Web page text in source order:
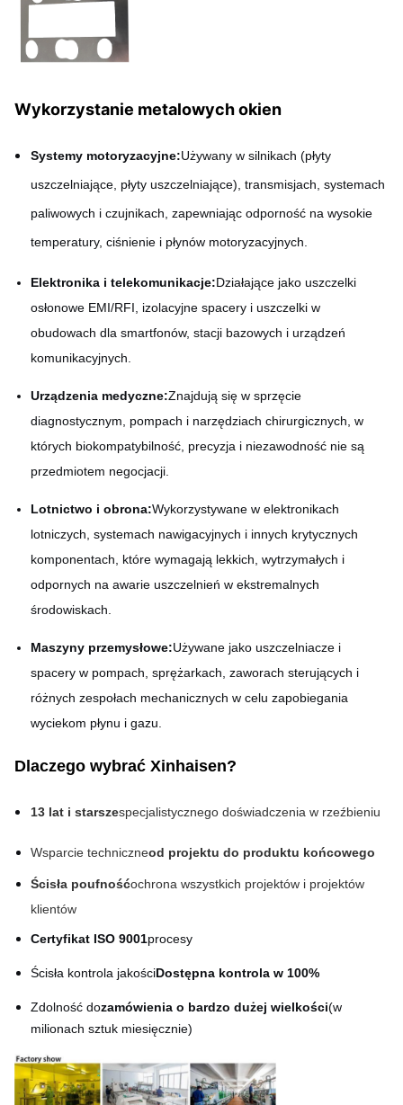
Wykorzystanie metalowych okien
Systemy motoryzacyjne:Używany w silnikach (płyty
uszczelniające, płyty uszczelniające), transmisjach, systemach
paliwowych i czujnikach, zapewniając odporność na wysokie
temperatury, ciśnienie i płynów motoryzacyjnych.
Elektronika i telekomunikacje:Działające jako uszczelki
osłonowe EMI/RFI, izolacyjne spacery i uszczelki w
obudowach dla smartfonów, stacji bazowych i urządzeń
komunikacyjnych.
Urządzenia medyczne:Znajdują się w sprzęcie
diagnostycznym, pompach i narzędziach chirurgicznych, w
których biokompatybilność, precyzja i niezawodność nie są
przedmiotem negocjacji.
Lotnictwo i obrona:Wykorzystywane w elektronikach
lotniczych, systemach nawigacyjnych i innych krytycznych
komponentach, które wymagają lekkich, wytrzymałych i
odpornych na awarie uszczelnień w ekstremalnych
środowiskach.
Maszyny przemysłowe:Używane jako uszczelniacze i
spacery w pompach, sprężarkach, zaworach sterujących i
różnych zespołach mechanicznych w celu zapobiegania
wyciekom płynu i gazu.
Dlaczego wybrać Xinhaisen?
13 lat i starszespecjalistycznego doświadczenia w rzeźbieniu
Wsparcie techniczneod projektu do produktu końcowego
Ścisła poufnośćochrona wszystkich projektów i projektów
klientów
Certyfikat ISO 9001procesy
Ścisła kontrola jakościDostępna kontrola w 100%
Zdolność dozamówienia o bardzo dużej wielkości(w
milionach sztuk miesięcznie)